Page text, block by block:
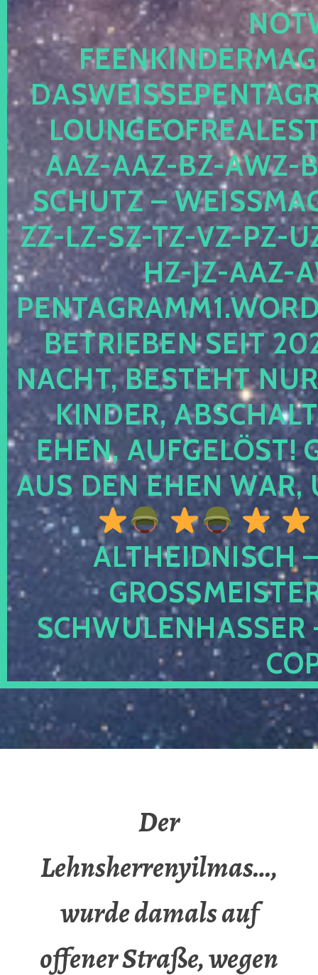
AZ-AAZ-BZ-AWZ-
CHUTZ –
-LZ-SZ-TZ-VZ-PZ-UZ-
-JZ-AAZ-
TRIEBEN SEIT 2024
CHT, BESTEHT NUR
NDER,
EN, AUFGELÖST!
S DEN EHEN WAR,
ALTHEIDNISCH
CHWULENHASSER
Der
Lehnsherrenyilmas…,
wurde damals auf
offener Straße, wegen